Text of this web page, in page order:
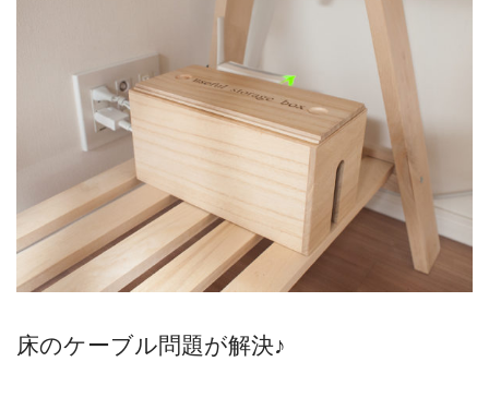
床のケーブル問題が解決♪